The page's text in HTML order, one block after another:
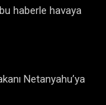
haberle havaya
Netanyahu’ya